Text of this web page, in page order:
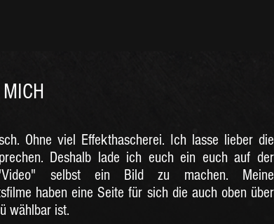
Ohne viel Effekthascherei. Ich lasse lieber die
Deshalb lade ich euch ein euch auf der
selbst ein Bild zu machen. Meine
haben eine Seite für sich die auch oben über
wählbar ist.